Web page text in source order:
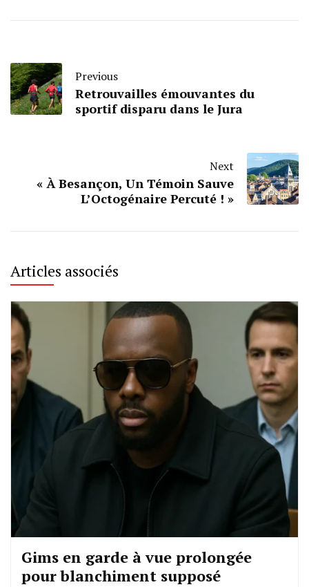
Previous
Retrouvailles émouvantes du
sportif disparu dans le Jura
Next
« À Besançon, Un Témoin Sauve
L’Octogénaire Percuté ! »
Articles associés
Gims en garde à vue prolongée
pour blanchiment supposé